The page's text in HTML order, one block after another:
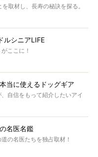
取材し、長寿の秘訣を探る。
ルシニアLIFE
ここに！
当に使えるドッグギア
自信をもって紹介したいアイ
名医名鑑
の名医たちを独占取材！